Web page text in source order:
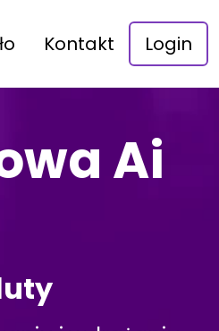
Kontakt Login
Ai